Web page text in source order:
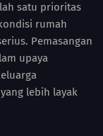
satu prioritas
rumah
Pemasangan
upaya
lebih layak